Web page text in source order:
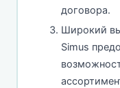
договора.
Широкий
Simus